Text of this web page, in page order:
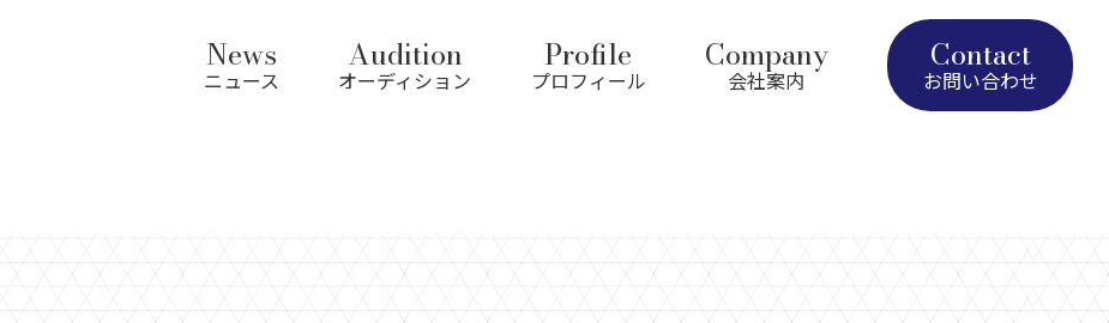
News
ニュース
Audition
オーディション
Profile
プロフィール
Company
会社案内
Contact
お問い合わせ